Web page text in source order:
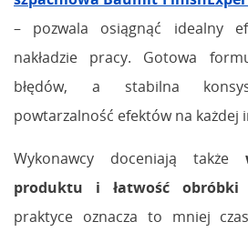
– pozwala osiągnąć idealny
nakładzie pracy. Gotowa
błędów, a stabilna
powtarzalność efektów na każdej
Wykonawcy doceniają także
produktu i łatwość obróbki
praktyce oznacza to mniej